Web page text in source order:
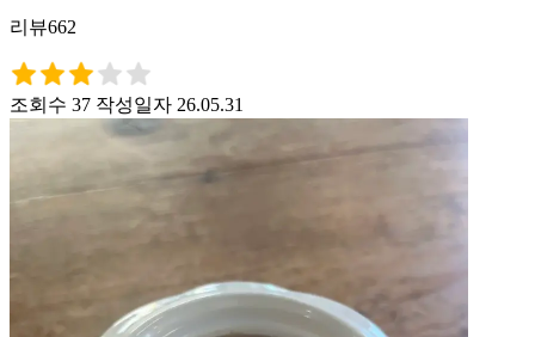
리뷰662
조회수 37 작성일자 26.05.31